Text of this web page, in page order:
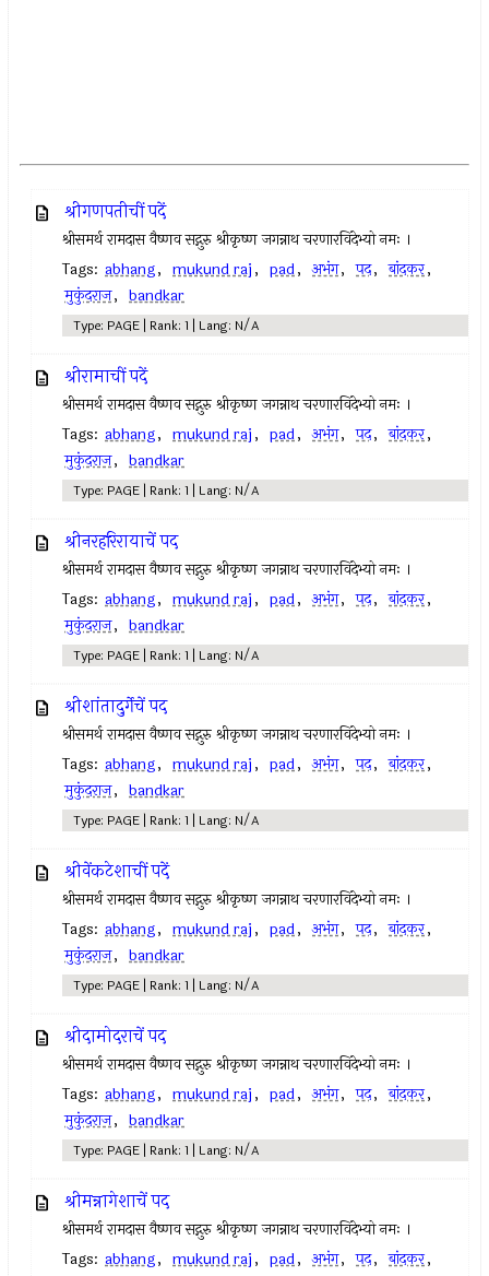
श्रीगणपतीचीं पदें
श्रीसमर्थ रामदास वैष्णव सद्गुरु श्रीकृष्ण जगन्नाथ चरणारविंदेभ्यो नमः ।
Tags: abhang, mukund raj, pad, अभंग, पद, बांदकर,
मुकुंदराज, bandkar
Type: PAGE | Rank: 1 | Lang: N/A
श्रीरामाचीं पदें
श्रीसमर्थ रामदास वैष्णव सद्गुरु श्रीकृष्ण जगन्नाथ चरणारविंदेभ्यो नमः ।
Tags: abhang, mukund raj, pad, अभंग, पद, बांदकर,
मुकुंदराज, bandkar
Type: PAGE | Rank: 1 | Lang: N/A
श्रीनरहरिरायाचें पद
श्रीसमर्थ रामदास वैष्णव सद्गुरु श्रीकृष्ण जगन्नाथ चरणारविंदेभ्यो नमः ।
Tags: abhang, mukund raj, pad, अभंग, पद, बांदकर,
मुकुंदराज, bandkar
Type: PAGE | Rank: 1 | Lang: N/A
श्रीशांतादुर्गेचें पद
श्रीसमर्थ रामदास वैष्णव सद्गुरु श्रीकृष्ण जगन्नाथ चरणारविंदेभ्यो नमः ।
Tags: abhang, mukund raj, pad, अभंग, पद, बांदकर,
मुकुंदराज, bandkar
Type: PAGE | Rank: 1 | Lang: N/A
श्रीवेंकटेशाचीं पदें
श्रीसमर्थ रामदास वैष्णव सद्गुरु श्रीकृष्ण जगन्नाथ चरणारविंदेभ्यो नमः ।
Tags: abhang, mukund raj, pad, अभंग, पद, बांदकर,
मुकुंदराज, bandkar
Type: PAGE | Rank: 1 | Lang: N/A
श्रीदामोदराचें पद
श्रीसमर्थ रामदास वैष्णव सद्गुरु श्रीकृष्ण जगन्नाथ चरणारविंदेभ्यो नमः ।
Tags: abhang, mukund raj, pad, अभंग, पद, बांदकर,
मुकुंदराज, bandkar
Type: PAGE | Rank: 1 | Lang: N/A
श्रीमन्नागेशाचें पद
श्रीसमर्थ रामदास वैष्णव सद्गुरु श्रीकृष्ण जगन्नाथ चरणारविंदेभ्यो नमः ।
Tags: abhang, mukund raj, pad, अभंग, पद, बांदकर,